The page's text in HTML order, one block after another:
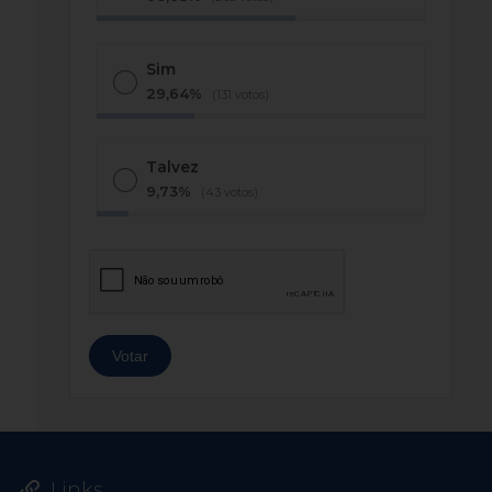
Sim
29,64% (131 votos)
Talvez
9,73% (43 votos)